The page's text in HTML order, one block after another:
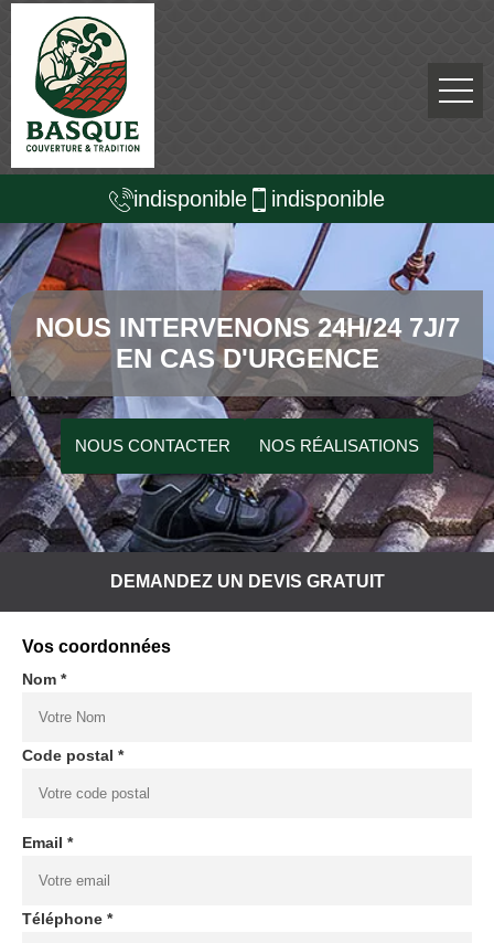
indisponible indisponible
NOUS INTERVENONS 24H/24 7J/7
EN CAS D'URGENCE
NOUS CONTACTER NOS RÉALISATIONS
DEMANDEZ UN DEVIS GRATUIT
Vos coordonnées
Nom *
Code postal *
Email *
Téléphone *